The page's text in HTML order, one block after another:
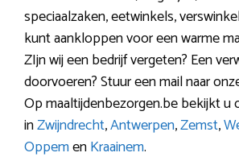
speciaalzaken, eetwinkels,
kunt aankloppen voor een warme
ZIjn wij een bedrijf vergeten? Een
doorvoeren? Stuur een mail naar
Op maaltijdenbezorgen.be bekijkt u
inZwijndrecht,Antwerpen,Zemst,
OppemenKraainem.